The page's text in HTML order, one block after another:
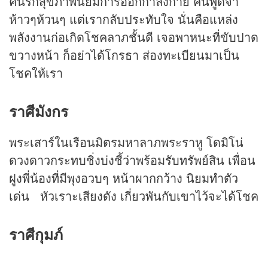
ห้าวๆห้วนๆ แต่เรากลับประทับใจ นั่นคือแหล่ง
พลังงานก่อเกิดโชคลาภชั้นดี เจอพาหนะที่ขับปาด
ขวางหน้า ก็อย่าได้โกรธา ส่องทะเบียนมาเป็น
โชคให้เรา
ราศีมังกร
พระเสาร์ในเรือนมิตรมหาลาภพระราหู โดมิโน่
ดวงดาวกระทบชิ่งบ่งชี้ว่าพร้อมรับทรัพย์สิน เพื่อน
ฝูงพี่น้องที่มีพุงอวบๆ หน้าผากกว้าง นิยมทำตัว
เด่น หัวเราะเสียงดัง เกี่ยวพันกับเขาไว้จะได้โชค
ราศีกุมภ์